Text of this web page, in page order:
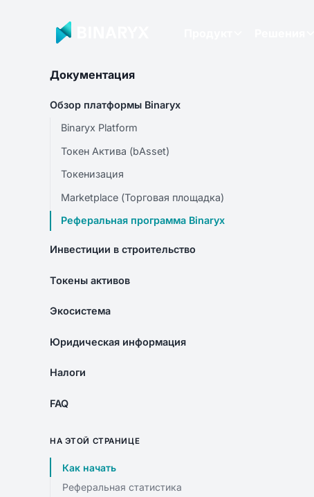
Документация
Обзор платформы Binaryx
Binaryx Platform
Токен Актива (bAsset)
Токенизация
Marketplace (Торговая площадка)
Реферальная программа Binaryx
Инвестиции в строительство
Токены активов
Экосистема
Юридическая информация
Налоги
FAQ
НА ЭТОЙ СТРАНИЦЕ
Как начать
Реферальная статистика